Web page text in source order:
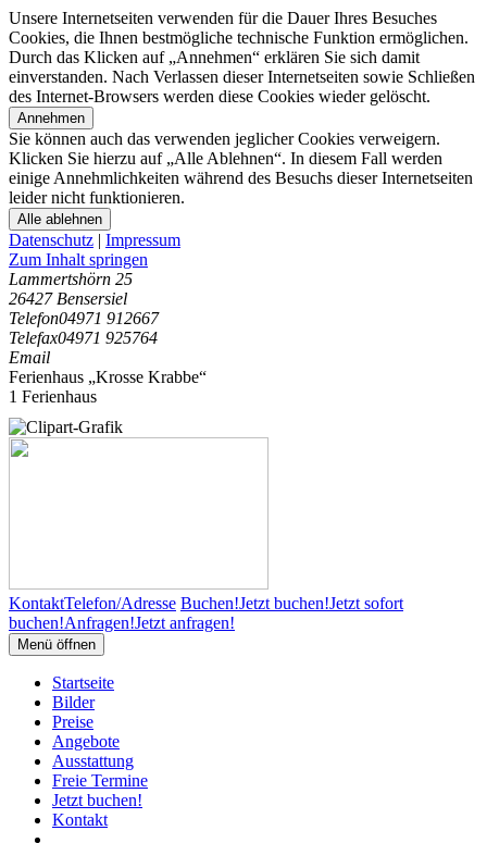
Unsere Internetseiten verwenden für die Dauer Ihres Besuches
Cookies, die Ihnen bestmögliche technische Funktion ermöglichen.
Durch das Klicken auf „Annehmen“ erklären Sie sich damit
einverstanden. Nach Verlassen dieser Internetseiten sowie Schließen
des Internet-Browsers werden diese Cookies wieder gelöscht.
Annehmen
Sie können auch das verwenden jeglicher Cookies verweigern.
Klicken Sie hierzu auf „Alle Ablehnen“. In diesem Fall werden
einige Annehmlichkeiten während des Besuchs dieser Internetseiten
leider nicht funktionieren.
Alle ablehnen
Datenschutz | Impressum
Zum Inhalt springen
Lammertshörn 25
26427 Bensersiel
Telefon04971 912667
Telefax04971 925764
Email
Ferienhaus „Krosse Krabbe“
1 Ferienhaus
KontaktTelefon/Adresse Buchen!Jetzt buchen!Jetzt sofort
buchen!Anfragen!Jetzt anfragen!
Menü öffnen
Startseite
Bilder
Preise
Angebote
Ausstattung
Freie Termine
Jetzt buchen!
Kontakt